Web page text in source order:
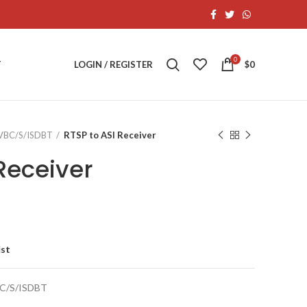
LOGIN / REGISTER 0 $0
S/ISDBT RTSP to ASI Receiver
S/ISDBT